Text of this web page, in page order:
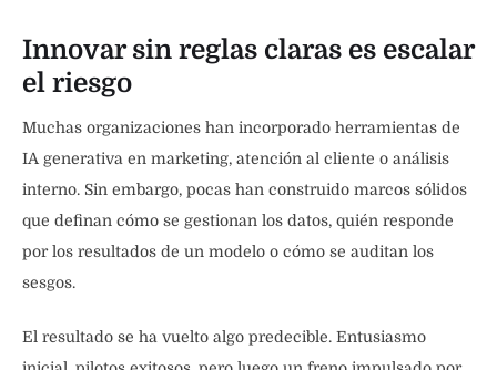
Innovar sin reglas claras es escalar
el riesgo
Muchas organizaciones han incorporado herramientas de
IA generativa en marketing, atención al cliente o análisis
interno. Sin embargo, pocas han construido marcos sólidos
que definan cómo se gestionan los datos, quién responde
por los resultados de un modelo o cómo se auditan los
sesgos.
El resultado se ha vuelto algo predecible. Entusiasmo